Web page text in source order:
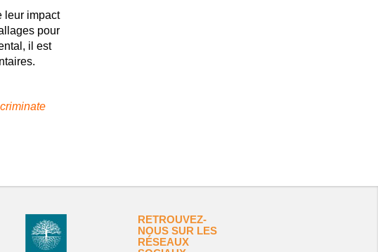
leur impact
pour
il est
RETROUVEZ-
NOUS SUR LES
RÉSEAUX